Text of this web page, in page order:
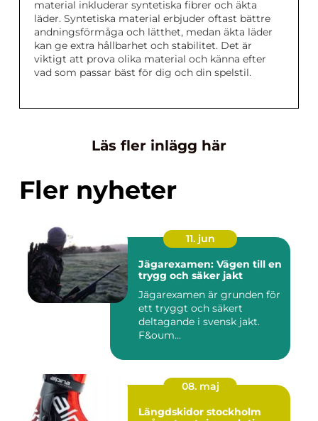
material inkluderar syntetiska fibrer och äkta
läder. Syntetiska material erbjuder oftast bättre
andningsförmåga och lätthet, medan äkta läder
kan ge extra hållbarhet och stabilitet. Det är
viktigt att prova olika material och känna efter
vad som passar bäst för dig och din spelstil.
Läs fler inlägg här
Fler nyheter
11. jun
Jägarexamen: Vägen till en
trygg och säker jakt
Jägarexamen är grunden för
ett tryggt och säkert
deltagande i svensk jakt.
F&oum...
08. maj
Längdskidor stockholm